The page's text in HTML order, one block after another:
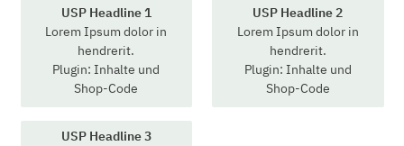
USP Headline 1
Lorem Ipsum dolor in
hendrerit.
Plugin: Inhalte und
Shop-Code
USP Headline 2
Lorem Ipsum dolor in
hendrerit.
Plugin: Inhalte und
Shop-Code
USP Headline 3